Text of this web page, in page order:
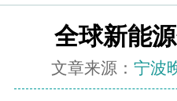
全球新能
文章来源： 宁波